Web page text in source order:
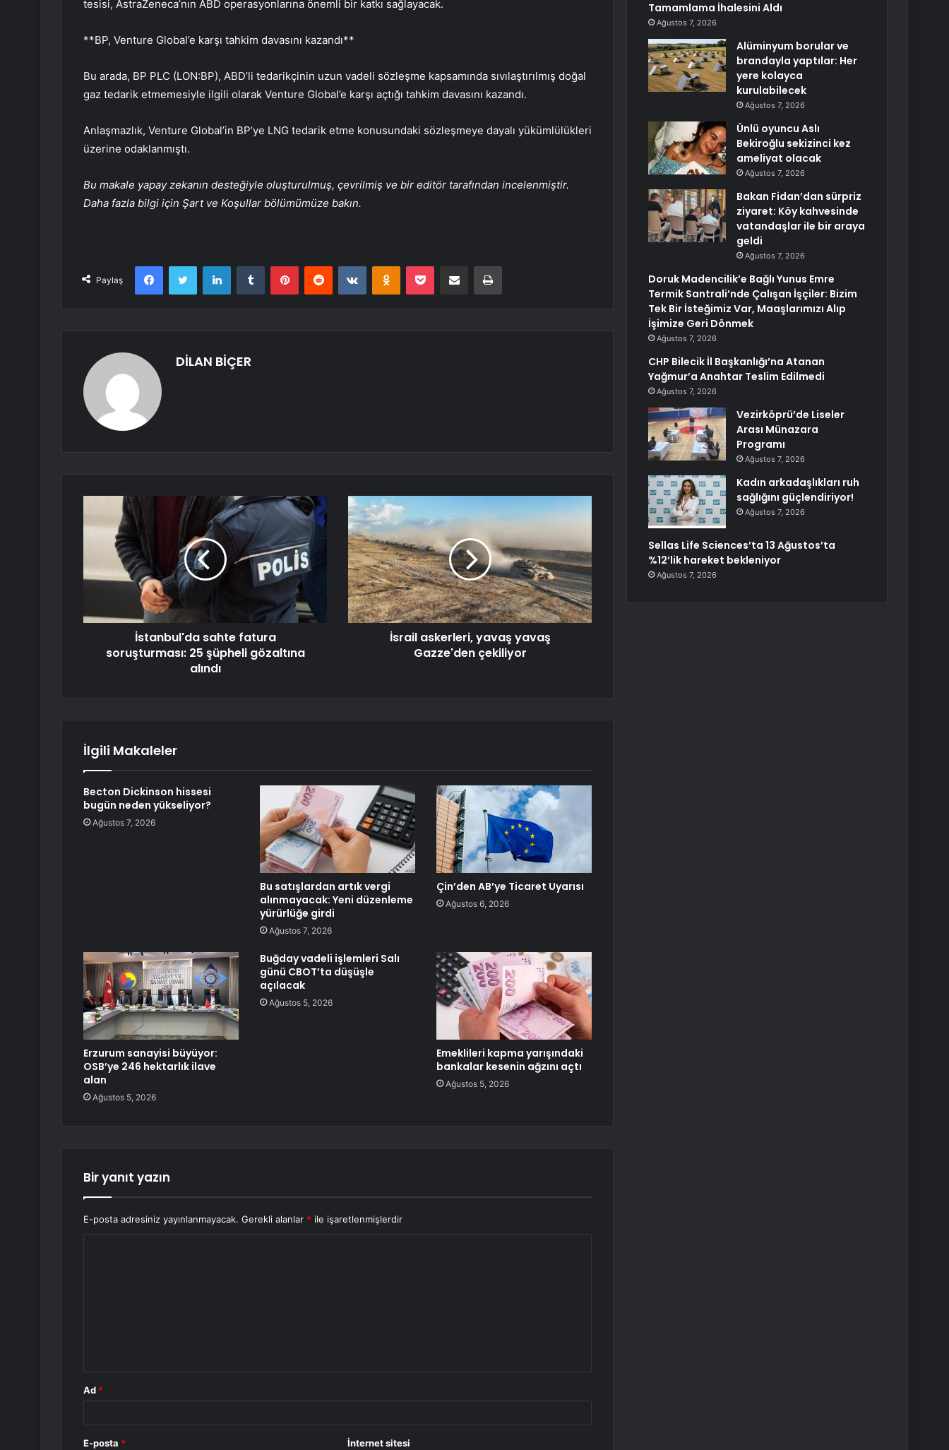
tesisi, AstraZeneca’nın ABD operasyonlarına önemli bir katkı sağlayacak.
**BP, Venture Global’e karşı tahkim davasını kazandı**
Bu arada, BP PLC (LON:BP), ABD’li tedarikçinin uzun vadeli sözleşme kapsamında sıvılaştırılmış doğal
gaz tedarik etmemesiyle ilgili olarak Venture Global’e karşı açtığı tahkim davasını kazandı.
Anlaşmazlık, Venture Global’in BP’ye LNG tedarik etme konusundaki sözleşmeye dayalı yükümlülükleri
üzerine odaklanmıştı.
Bu makale yapay zekanın desteğiyle oluşturulmuş, çevrilmiş ve bir editör tarafından incelenmiştir.
Daha fazla bilgi için Şart ve Koşullar bölümümüze bakın.
Paylaş
FacebookTwitter LinkedInTumblr PinterestReddit VKontakteOdnoklassniki
Pocket E-Posta ile paylaş Yazdır
DİLAN BİÇER
İstanbul'da sahte fatura
soruşturması: 25 şüpheli gözaltına
alındı
İsrail askerleri, yavaş yavaş
Gazze'den çekiliyor
İlgili Makaleler
Becton Dickinson hissesi
bugün neden yükseliyor?
Ağustos 7, 2026
Bu satışlardan artık vergi
alınmayacak: Yeni düzenleme
yürürlüğe girdi
Ağustos 7, 2026
Çin’den AB’ye Ticaret Uyarısı
Ağustos 6, 2026
Erzurum sanayisi büyüyor:
OSB’ye 246 hektarlık ilave
alan
Ağustos 5, 2026
Buğday vadeli işlemleri Salı
günü CBOT’ta düşüşle
açılacak
Ağustos 5, 2026
Emeklileri kapma yarışındaki
bankalar kesenin ağzını açtı
Ağustos 5, 2026
Bir yanıt yazın
E-posta adresiniz yayınlanmayacak. Gerekli alanlar * ile işaretlenmişlerdir
Ad *
E-posta * İnternet sitesi
Tamamlama İhalesini Aldı
Ağustos 7, 2026
Alüminyum borular ve
brandayla yaptılar: Her
yere kolayca
kurulabilecek
Ağustos 7, 2026
Ünlü oyuncu Aslı
Bekiroğlu sekizinci kez
ameliyat olacak
Ağustos 7, 2026
Bakan Fidan’dan sürpriz
ziyaret: Köy kahvesinde
vatandaşlar ile bir araya
geldi
Ağustos 7, 2026
Doruk Madencilik’e Bağlı Yunus Emre
Termik Santrali’nde Çalışan İşçiler: Bizim
Tek Bir İsteğimiz Var, Maaşlarımızı Alıp
İşimize Geri Dönmek
Ağustos 7, 2026
CHP Bilecik İl Başkanlığı’na Atanan
Yağmur’a Anahtar Teslim Edilmedi
Ağustos 7, 2026
Vezirköprü’de Liseler
Arası Münazara
Programı
Ağustos 7, 2026
Kadın arkadaşlıkları ruh
sağlığını güçlendiriyor!
Ağustos 7, 2026
Sellas Life Sciences’ta 13 Ağustos’ta
%12’lik hareket bekleniyor
Ağustos 7, 2026